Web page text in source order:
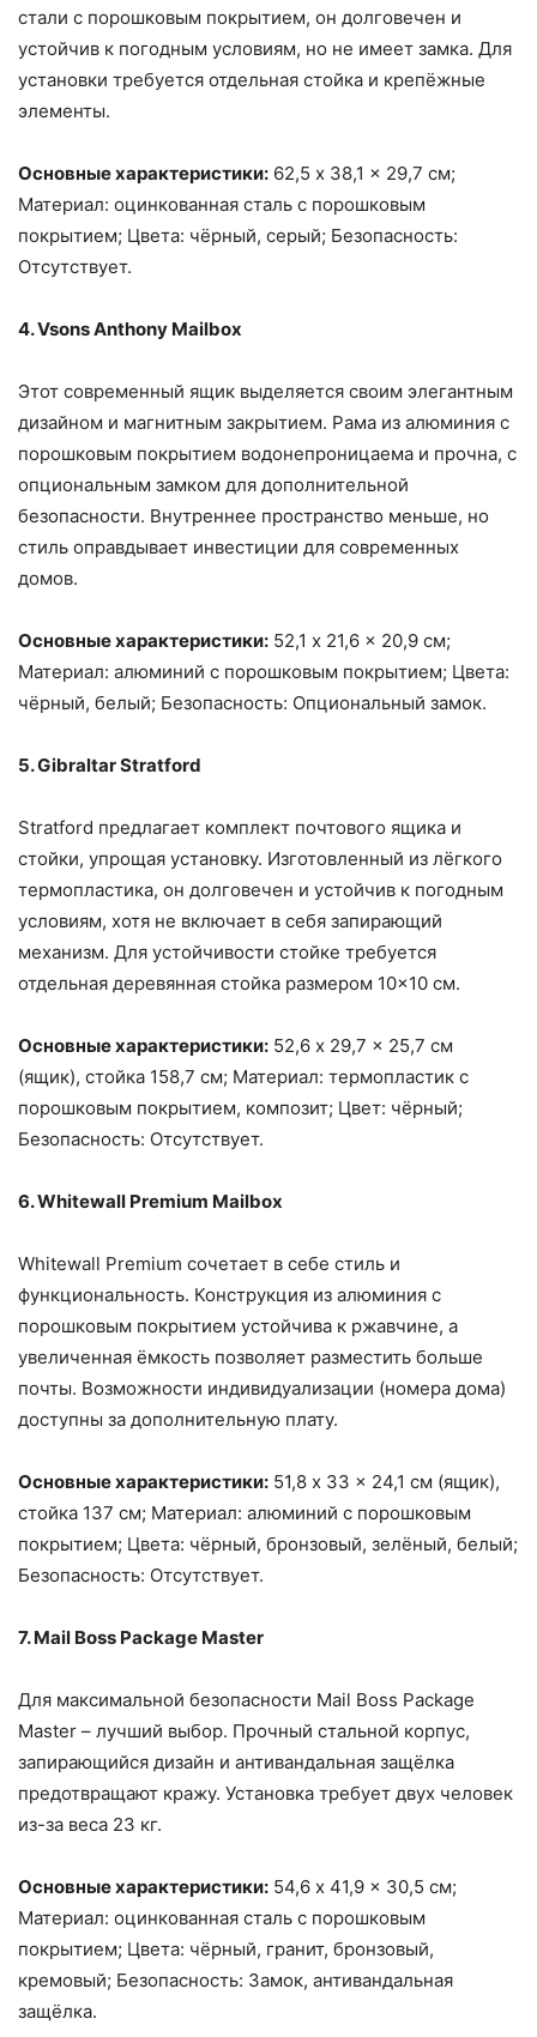
стали с порошковым покрытием, он долговечен и
устойчив к погодным условиям, но не имеет замка. Для
установки требуется отдельная стойка и крепёжные
элементы.
Основные характеристики: 62,5 x 38,1 x 29,7 см;
Материал: оцинкованная сталь с порошковым
покрытием; Цвета: чёрный, серый; Безопасность:
Отсутствует.
4. Vsons Anthony Mailbox
Этот современный ящик выделяется своим элегантным
дизайном и магнитным закрытием. Рама из алюминия с
порошковым покрытием водонепроницаема и прочна, с
опциональным замком для дополнительной
безопасности. Внутреннее пространство меньше, но
стиль оправдывает инвестиции для современных
домов.
Основные характеристики: 52,1 x 21,6 x 20,9 см;
Материал: алюминий с порошковым покрытием; Цвета:
чёрный, белый; Безопасность: Опциональный замок.
5. Gibraltar Stratford
Stratford предлагает комплект почтового ящика и
стойки, упрощая установку. Изготовленный из лёгкого
термопластика, он долговечен и устойчив к погодным
условиям, хотя не включает в себя запирающий
механизм. Для устойчивости стойке требуется
отдельная деревянная стойка размером 10×10 см.
Основные характеристики: 52,6 x 29,7 x 25,7 см
(ящик), стойка 158,7 см; Материал: термопластик с
порошковым покрытием, композит; Цвет: чёрный;
Безопасность: Отсутствует.
6. Whitewall Premium Mailbox
Whitewall Premium сочетает в себе стиль и
функциональность. Конструкция из алюминия с
порошковым покрытием устойчива к ржавчине, а
увеличенная ёмкость позволяет разместить больше
почты. Возможности индивидуализации (номера дома)
доступны за дополнительную плату.
Основные характеристики: 51,8 x 33 x 24,1 см (ящик),
стойка 137 см; Материал: алюминий с порошковым
покрытием; Цвета: чёрный, бронзовый, зелёный, белый;
Безопасность: Отсутствует.
7. Mail Boss Package Master
Для максимальной безопасности Mail Boss Package
Master – лучший выбор. Прочный стальной корпус,
запирающийся дизайн и антивандальная защёлка
предотвращают кражу. Установка требует двух человек
из-за веса 23 кг.
Основные характеристики: 54,6 x 41,9 x 30,5 см;
Материал: оцинкованная сталь с порошковым
покрытием; Цвета: чёрный, гранит, бронзовый,
кремовый; Безопасность: Замок, антивандальная
защёлка.